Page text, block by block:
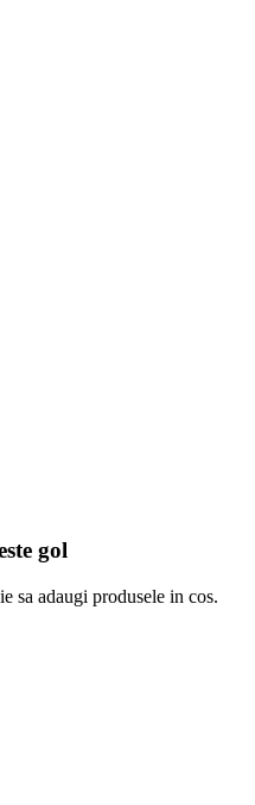
gol
sa adaugi produsele in cos.